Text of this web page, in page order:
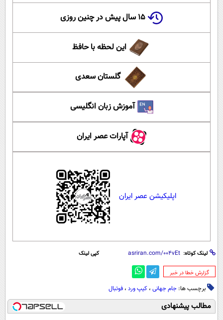
۱۵ سال پیش در چنین روزی
این لحظه با حافظ
گلستان سعدی
آموزش زبان انگلیسی
آپارات عصر ایران
اپلیکیشن عصر ایران
لینک کوتاه: کپی لینک
‌گزارش خطا در خبر
برچسب ها: جام جهانی ، کیپ ورد ، فوتبال
مطالب پیشنهادی